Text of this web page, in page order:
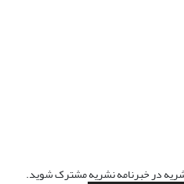
در خبرنامه نشریه مشترک شوید.